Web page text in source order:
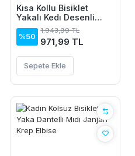
Kısa Kollu Bisiklet
Yakalı Kedı Desenli
Midi Vıskon Elbise
%50
1.943,99 TL
971,99 TL
Sepete Ekle